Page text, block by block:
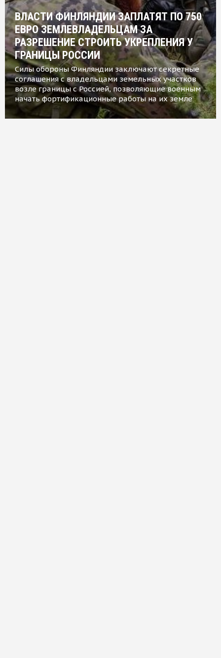
ВЛАСТИ ФИНЛЯНДИИ ЗАПЛАТЯТ ПО 750
ЕВРО ЗЕМЛЕВЛАДЕЛЬЦАМ ЗА
РАЗРЕШЕНИЕ СТРОИТЬ УКРЕПЛЕНИЯ У
ГРАНИЦЫ РОССИИ
Силы обороны Финляндии заключают секретные
соглашения с владельцами земельных участков
возле границы с Россией, позволяющие военным
начать фортификационные работы на их земле